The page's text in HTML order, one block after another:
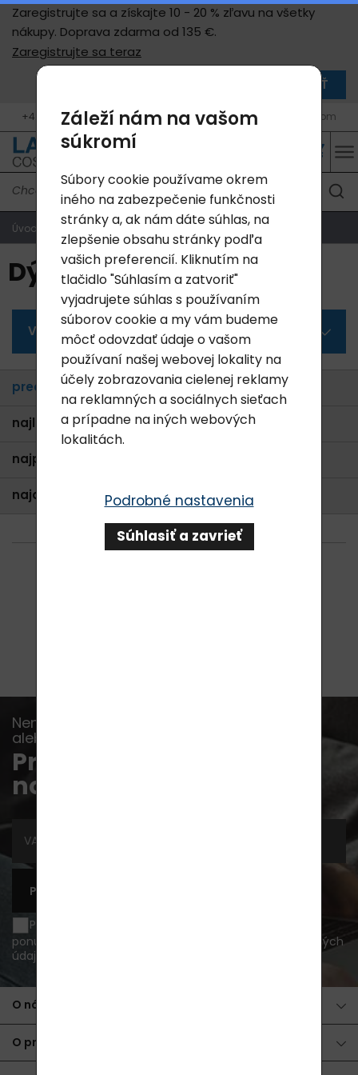
Zaregistrujte sa a získajte 10 - 20 % zľavu na všetky
nákupy. Doprava zdarma od 135 €.
Zaregistrujte sa teraz
ZAVRIEŤ
+420 604 400 755 (9 - 17 h, Po - Pá) info@lavycosmetics.com
Úvodná strana Produkty
Dýchání
predvolené
najlacnejšie
najpredávanejšie
najdrahšie
Všetky kategórie
Nenechajte si ujsť žiadnu udalosť, správu
alebo radu...
Prihláste sa na odber
noviniek
PRIHLÁSIŤ SA K ODBERU
Prajem si byť informovaný o novinkách a akčných
ponukách e-mailom a súhlasím so
spracovaním osobných
údajov
O nákupe
O produktoch
Záleží nám na vašom
súkromí
Súbory cookie používame okrem
iného na zabezpečenie funkčnosti
stránky a, ak nám dáte súhlas, na
zlepšenie obsahu stránky podľa
vašich preferencií. Kliknutím na
tlačidlo "Súhlasím a zatvoriť"
vyjadrujete súhlas s používaním
súborov cookie a my vám budeme
môcť odovzdať údaje o vašom
používaní našej webovej lokality na
účely zobrazovania cielenej reklamy
na reklamných a sociálnych sieťach
a prípadne na iných webových
lokalitách.
Podrobné nastavenia
Súhlasiť a zavrieť